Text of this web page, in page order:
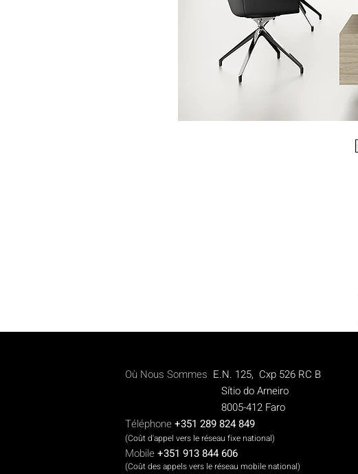
Où Nous Sommes E.N. 125, Cxp 526 RC B
Sítio do Arneiro
8005-412 Faro
Téléphone+351 289 824 849
(Coût d'appel vers le réseau fixe national)
Mobile+351 913 844 606
(Coût des appels vers le réseau mobile national)